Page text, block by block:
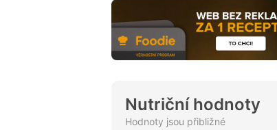
Nutriční hodnoty
Hodnoty jsou přibližné